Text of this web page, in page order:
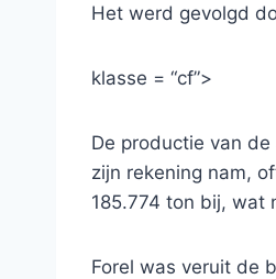
Het werd gevolgd
klasse = “cf”>
De productie van
zijn rekening nam,
185.774 ton bij, wat
Forel was veruit de